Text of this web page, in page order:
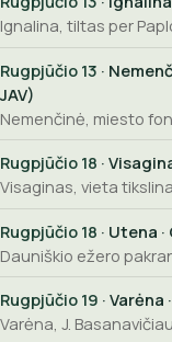
Ignalina, tiltas per
Rugpjūčio 13 ·
JAV)
Nemenčinė, miesto
Rugpjūčio 18 ·
Visaginas, vieta
Rugpjūčio 18 · Utena
Dauniškio ežero
Rugpjūčio 19 ·
Varėna, J.